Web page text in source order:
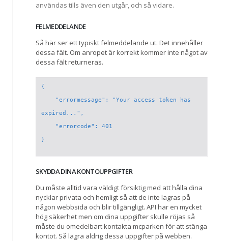
användas tills även den utgår, och så vidare.
FELMEDDELANDE
Så här ser ett typiskt felmeddelande ut. Det innehåller
dessa fält. Om anropet är korrekt kommer inte något av
dessa fält returneras.
{
expired...",
SKYDDA DINA KONTOUPPGIFTER
Du måste alltid vara väldigt försiktig med att hålla dina
nycklar privata och hemligt så att de inte lagras på
någon webbsida och blir tillgängligt. API har en mycket
hög säkerhet men om dina uppgifter skulle röjas så
måste du omedelbart kontakta mcparken för att stänga
kontot. Så lagra aldrig dessa uppgifter på webben.